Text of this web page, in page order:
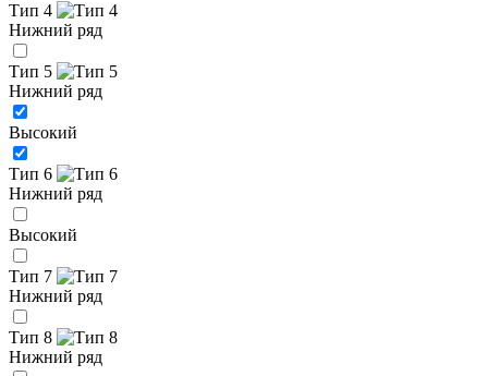
Тип 4
Нижний ряд
Тип 5
Нижний ряд
Высокий
Тип 6
Нижний ряд
Высокий
Тип 7
Нижний ряд
Тип 8
Нижний ряд